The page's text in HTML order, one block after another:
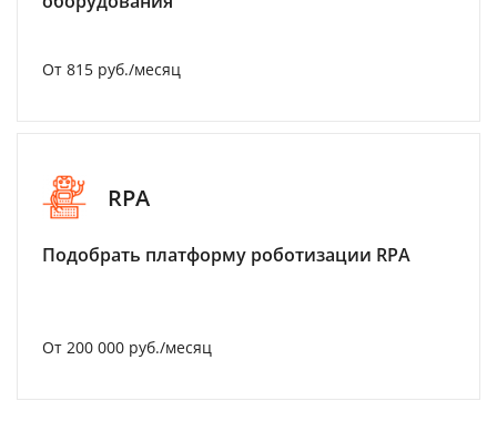
От 815 руб./месяц
RPA
Подобрать платформу роботизации RPA
От 200 000 руб./месяц